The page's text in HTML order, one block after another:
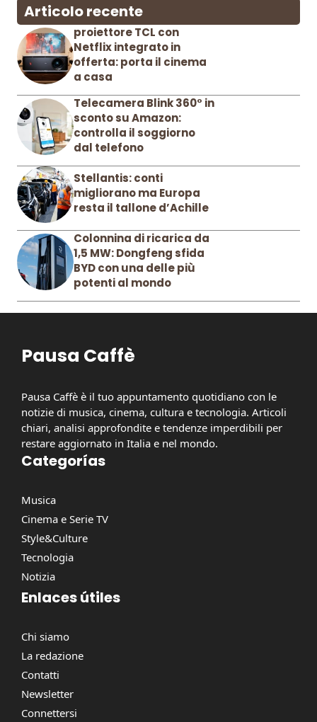
Articolo recente
proiettore TCL con
Netflix integrato in
offerta: porta il cinema
a casa
Telecamera Blink 360° in
sconto su Amazon:
controlla il soggiorno
dal telefono
Stellantis: conti
migliorano ma Europa
resta il tallone d’Achille
Colonnina di ricarica da
1,5 MW: Dongfeng sfida
BYD con una delle più
potenti al mondo
Pausa Caffè
Pausa Caffè è il tuo appuntamento quotidiano con le
notizie di musica, cinema, cultura e tecnologia. Articoli
chiari, analisi approfondite e tendenze imperdibili per
restare aggiornato in Italia e nel mondo.
Categorías
Musica
Cinema e Serie TV
Style&Culture
Tecnologia
Notizia
Enlaces útiles
Chi siamo
La redazione
Contatti
Newsletter
Connettersi